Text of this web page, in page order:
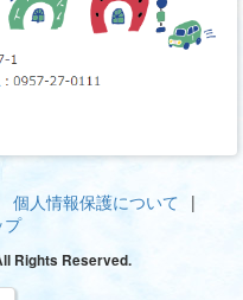
個人情報保護について
プ
Rights Reserved.